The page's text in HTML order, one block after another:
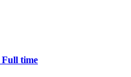
Full time